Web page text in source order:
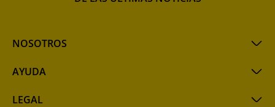
NOSOTROS
AYUDA
LEGAL